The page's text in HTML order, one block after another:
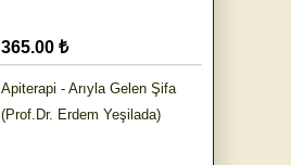
365.00 ₺
Apiterapi - Arıyla Gelen Şifa
(Prof.Dr. Erdem Yeşilada)